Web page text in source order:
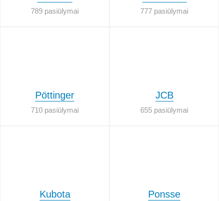
789 pasiūlymai 777 pasiūlymai
Pöttinger
710 pasiūlymai
JCB
655 pasiūlymai
Kubota Ponsse